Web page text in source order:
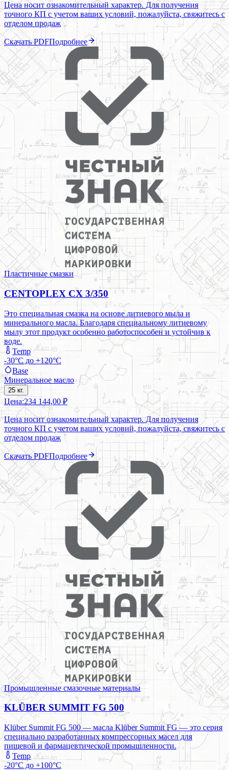
Цена носит ознакомительный характер. Для получения
точного КП с учетом ваших условий, пожалуйста, свяжитесь с
отделом продаж
Скачать PDFПодробнее
Пластичные смазки
CENTOPLEX CX 3/350
Это специальная смазка на основе литиевого мыла и
минерального масла. Благодаря специальному литиевому
мылу этот продукт особенно работоспособен и устойчив к
воде.
Temp
-30°C до +120°C
Base
Минеральное масло
25 кг.
Цена:234 144,00 ₽
Цена носит ознакомительный характер. Для получения
точного КП с учетом ваших условий, пожалуйста, свяжитесь с
отделом продаж
Скачать PDFПодробнее
Промышленные смазочные материалы
KLÜBER SUMMIT FG 500
Klüber Summit FG 500 — масла Klüber Summit FG — это серия
специально разработанных компрессорных масел для
пищевой и фармацевтической промышленности.
Temp
-20°C до +100°C